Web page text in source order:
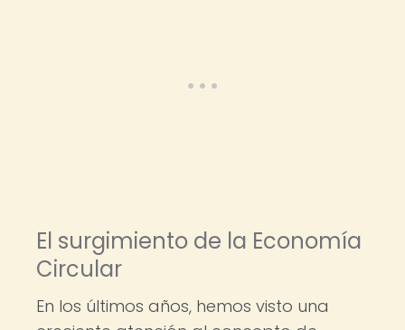
El surgimiento de la Economía
Circular
En los últimos años, hemos visto una